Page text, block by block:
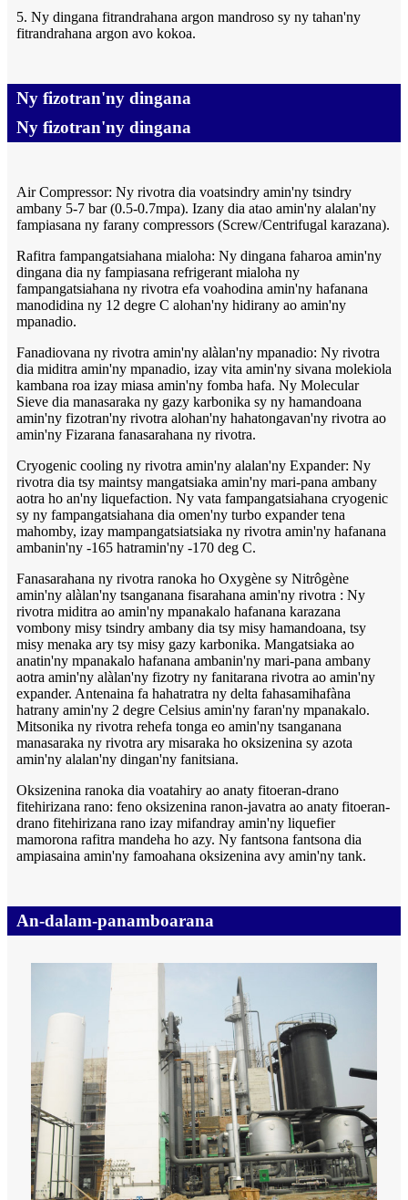
5. Ny dingana fitrandrahana argon mandroso sy ny tahan'ny
fitrandrahana argon avo kokoa.
Ny fizotran'ny dingana
Ny fizotran'ny dingana
Air Compressor: Ny rivotra dia voatsindry amin'ny tsindry
ambany 5-7 bar (0.5-0.7mpa). Izany dia atao amin'ny alalan'ny
fampiasana ny farany compressors (Screw/Centrifugal karazana).
Rafitra fampangatsiahana mialoha: Ny dingana faharoa amin'ny
dingana dia ny fampiasana refrigerant mialoha ny
fampangatsiahana ny rivotra efa voahodina amin'ny hafanana
manodidina ny 12 degre C alohan'ny hidirany ao amin'ny
mpanadio.
Fanadiovana ny rivotra amin'ny alàlan'ny mpanadio: Ny rivotra
dia miditra amin'ny mpanadio, izay vita amin'ny sivana molekiola
kambana roa izay miasa amin'ny fomba hafa. Ny Molecular
Sieve dia manasaraka ny gazy karbonika sy ny hamandoana
amin'ny fizotran'ny rivotra alohan'ny hahatongavan'ny rivotra ao
amin'ny Fizarana fanasarahana ny rivotra.
Cryogenic cooling ny rivotra amin'ny alalan'ny Expander: Ny
rivotra dia tsy maintsy mangatsiaka amin'ny mari-pana ambany
aotra ho an'ny liquefaction. Ny vata fampangatsiahana cryogenic
sy ny fampangatsiahana dia omen'ny turbo expander tena
mahomby, izay mampangatsiatsiaka ny rivotra amin'ny hafanana
ambanin'ny -165 hatramin'ny -170 deg C.
Fanasarahana ny rivotra ranoka ho Oxygène sy Nitrôgène
amin'ny alàlan'ny tsanganana fisarahana amin'ny rivotra : Ny
rivotra miditra ao amin'ny mpanakalo hafanana karazana
vombony misy tsindry ambany dia tsy misy hamandoana, tsy
misy menaka ary tsy misy gazy karbonika. Mangatsiaka ao
anatin'ny mpanakalo hafanana ambanin'ny mari-pana ambany
aotra amin'ny alàlan'ny fizotry ny fanitarana rivotra ao amin'ny
expander. Antenaina fa hahatratra ny delta fahasamihafàna
hatrany amin'ny 2 degre Celsius amin'ny faran'ny mpanakalo.
Mitsonika ny rivotra rehefa tonga eo amin'ny tsanganana
manasaraka ny rivotra ary misaraka ho oksizenina sy azota
amin'ny alalan'ny dingan'ny fanitsiana.
Oksizenina ranoka dia voatahiry ao anaty fitoeran-drano
fitehirizana rano: feno oksizenina ranon-javatra ao anaty fitoeran-
drano fitehirizana rano izay mifandray amin'ny liquefier
mamorona rafitra mandeha ho azy. Ny fantsona fantsona dia
ampiasaina amin'ny famoahana oksizenina avy amin'ny tank.
An-dalam-panamboarana